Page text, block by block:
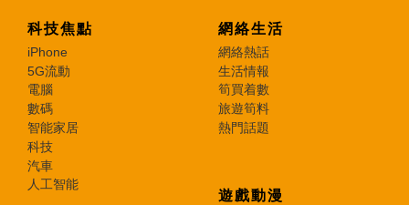
科技焦點
iPhone
5G流動
電腦
數碼
智能家居
科技
汽車
人工智能
網絡生活
網絡熱話
生活情報
筍買着數
旅遊筍料
熱門話題
遊戲動漫